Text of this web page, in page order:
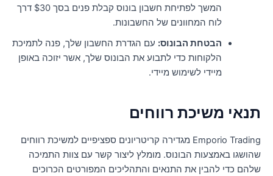
המשך לפתיחת חשבון בונוס קבלת פנים בסך $30 דרך
לוח המחוונים של החשבונות.
הבטחת הבונוס:עם הגדרת החשבון שלך, פנה לתמיכת
הלקוחות כדי לתבוע את הבונוס שלך, אשר יזוכה באופן
מיידי לשימוש מיידי.
משיכת רווחים
Emporio Trading מגדירה קריטריונים ספציפיים למשיכת רווחים
באמצעות הבונוס. מומלץ ליצור קשר עם צוות התמיכה
כדי להבין את התנאים והתהליכים המפורטים הכרוכים